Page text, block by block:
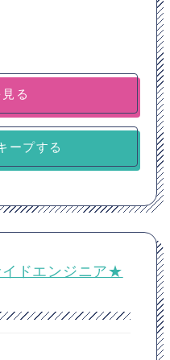
る
ープする
イドエンジニア★